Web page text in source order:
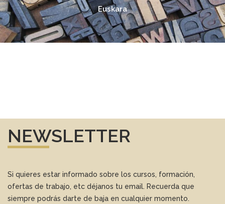
Euskara
NEWSLETTER
Si quieres estar informado sobre los cursos, formación,
ofertas de trabajo, etc déjanos tu email. Recuerda que
siempre podrás darte de baja en cualquier momento.